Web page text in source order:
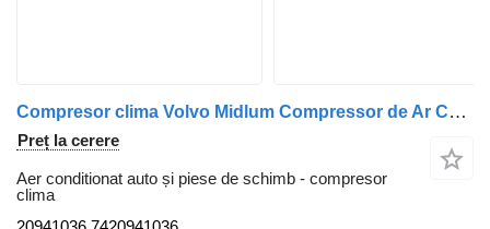
Compresor clima Volvo Midlum Compressor de Ar Condicionado SD7H15 FL6;FL12 20941036 pentru camion Volvo FL 10 / FL 12 / FL 6
Preț la cerere
Aer conditionat auto și piese de schimb - compresor
clima